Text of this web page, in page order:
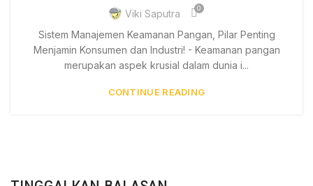
Viki Saputra 0
Sistem Manajemen Keamanan Pangan, Pilar Penting
Menjamin Konsumen dan Industri! - Keamanan pangan
merupakan aspek krusial dalam dunia i...
CONTINUE READING